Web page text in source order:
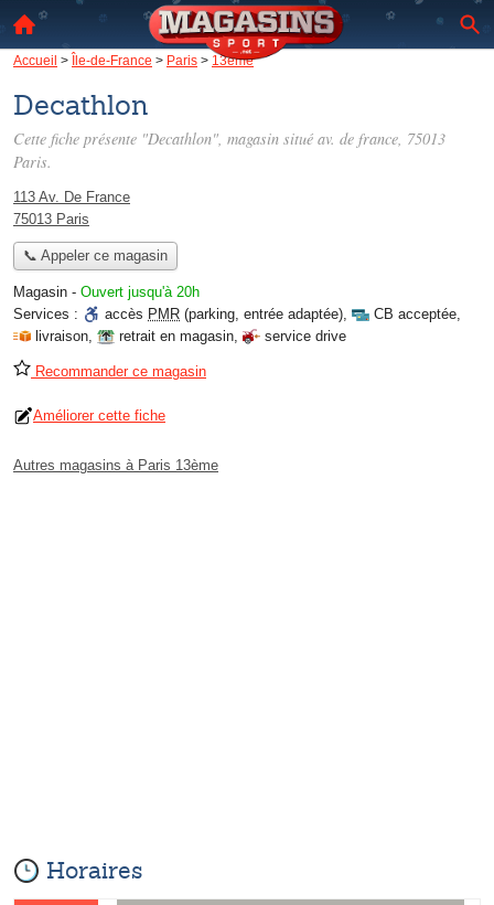
Accueil > Île-de-France > Paris > 13ème
Decathlon
Cette fiche présente "Decathlon", magasin situé av. de france, 75013
Paris.
113 Av. De France
75013 Paris
📞 Appeler ce magasin
Magasin - Ouvert jusqu'à 20h
Services :
accès PMR (parking, entrée adaptée), CB acceptée,
livraison, retrait en magasin, service drive
Recommander ce magasin
Améliorer cette fiche
Autres magasins à Paris 13ème
Horaires